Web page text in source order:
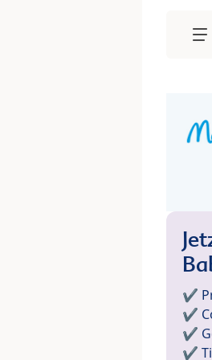
✔️
✔️
✔️
✔️